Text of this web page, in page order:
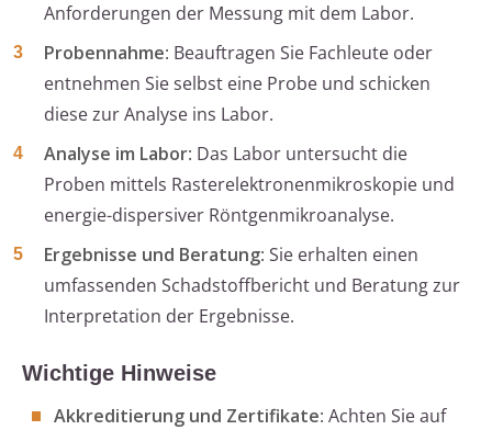
Anforderungen der Messung mit dem Labor.
Probennahme: Beauftragen Sie Fachleute oder
entnehmen Sie selbst eine Probe und schicken
diese zur Analyse ins Labor.
Analyse im Labor: Das Labor untersucht die
Proben mittels Rasterelektronenmikroskopie und
energie-dispersiver Röntgenmikroanalyse.
Ergebnisse und Beratung: Sie erhalten einen
umfassenden Schadstoffbericht und Beratung zur
Interpretation der Ergebnisse.
Wichtige Hinweise
Akkreditierung und Zertifikate: Achten Sie auf